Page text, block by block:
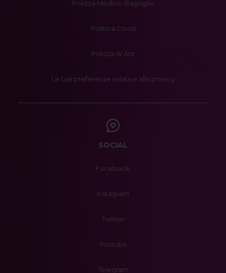
Polizza Medico-Bagaglio
Politica Covid
Polizza AI Act
Le tue preferenze relative alla privacy
SOCIAL
Facebook
Instagram
Twitter
Youtube
Telegram